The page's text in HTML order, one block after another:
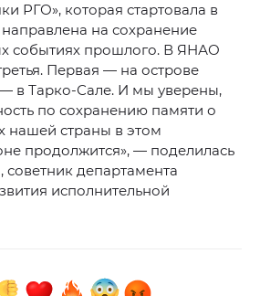
РГО», которая стартовала в
направлена на сохранение
событиях прошлого. В ЯНАО
Первая — на острове
в Тарко-Сале. И мы уверены,
по сохранению памяти о
нашей страны в этом
продолжится», — поделилась
департамента
исполнительной